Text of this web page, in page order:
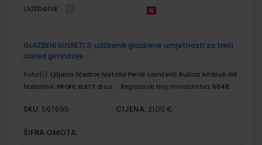
Udžbenik
GLAZBENI SUSRETI 3; udžbenik glazbene umjetnosti za treći
razred gimnazije
Autor(i): Ljiljana Ščedrov Nataša Perak Lovričević Ružica Ambruš-Kiš
Nakladnik: PROFIL KLETT d.o.o. Registarski broj ministarstva: 6848
SKU: 567695 CIJENA: 21,00 €
ŠIFRA OMOTA: